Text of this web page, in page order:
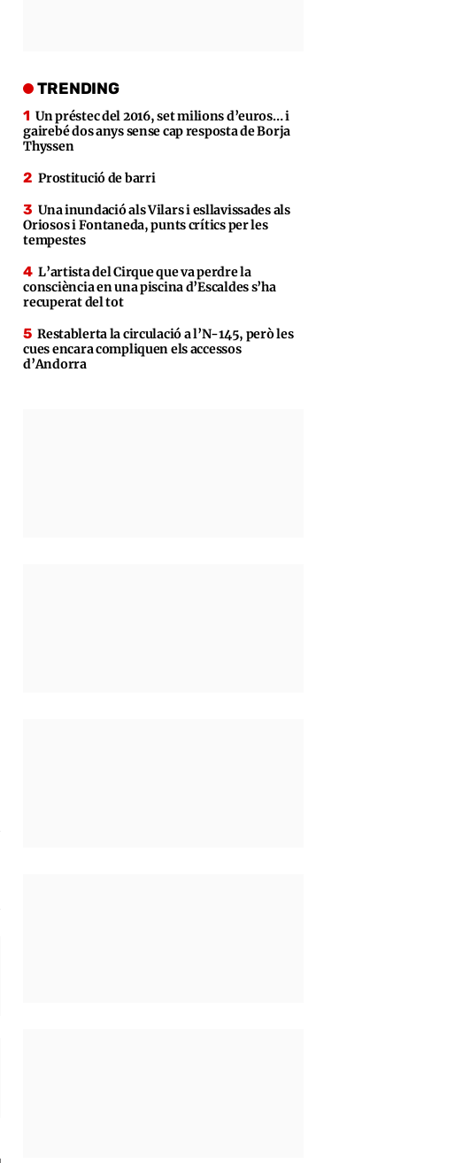
TRENDING
Un préstec del 2016, set milions d’euros… i
gairebé dos anys sense cap resposta de Borja
Thyssen
Prostitució de barri
Una inundació als Vilars i esllavissades als
Oriosos i Fontaneda, punts crítics per les
tempestes
L’artista del Cirque que va perdre la
consciència en una piscina d’Escaldes s’ha
recuperat del tot
Restablerta la circulació a l’N-145, però les
cues encara compliquen els accessos
d’Andorra